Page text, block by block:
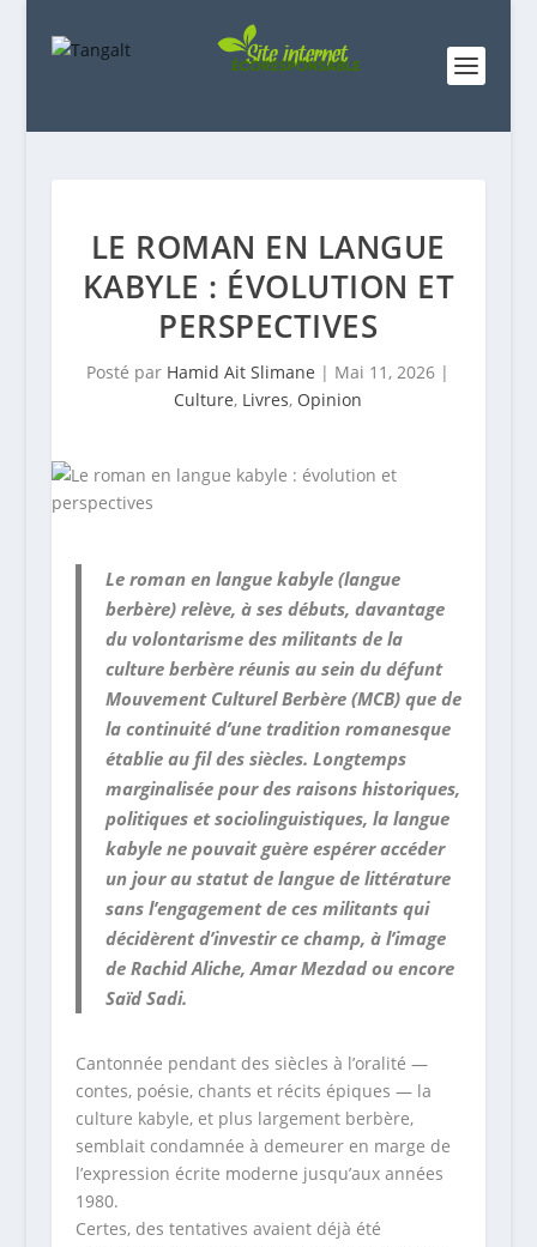
LE ROMAN EN LANGUE
KABYLE : ÉVOLUTION ET
PERSPECTIVES
Posté par Hamid Ait Slimane | Mai 11, 2026 |
Culture, Livres, Opinion
Le roman en langue kabyle (langue
berbère) relève, à ses débuts, davantage
du volontarisme des militants de la
culture berbère réunis au sein du défunt
Mouvement Culturel Berbère (MCB) que de
la continuité d’une tradition romanesque
établie au fil des siècles. Longtemps
marginalisée pour des raisons historiques,
politiques et sociolinguistiques, la langue
kabyle ne pouvait guère espérer accéder
un jour au statut de langue de littérature
sans l’engagement de ces militants qui
décidèrent d’investir ce champ, à l’image
de Rachid Aliche, Amar Mezdad ou encore
Saïd Sadi.
Cantonnée pendant des siècles à l’oralité —
contes, poésie, chants et récits épiques — la
culture kabyle, et plus largement berbère,
semblait condamnée à demeurer en marge de
l’expression écrite moderne jusqu’aux années
1980.
Certes, des tentatives avaient déjà été